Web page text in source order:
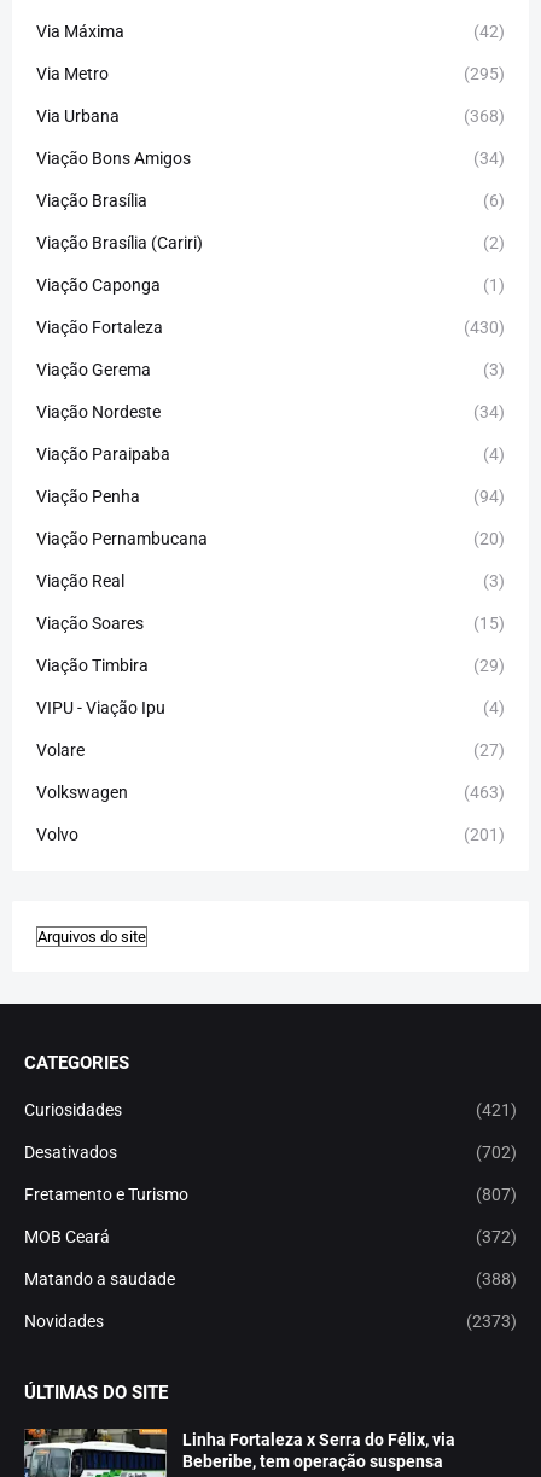
Via Máxima (42)
Via Metro (295)
Via Urbana (368)
Viação Bons Amigos (34)
Viação Brasília (6)
Viação Brasília (Cariri) (2)
Viação Caponga (1)
Viação Fortaleza (430)
Viação Gerema (3)
Viação Nordeste (34)
Viação Paraipaba (4)
Viação Penha (94)
Viação Pernambucana (20)
Viação Real (3)
Viação Soares (15)
Viação Timbira (29)
VIPU - Viação Ipu (4)
Volare (27)
Volkswagen (463)
Volvo (201)
CATEGORIES
Curiosidades (421)
Desativados (702)
Fretamento e Turismo (807)
MOB Ceará (372)
Matando a saudade (388)
Novidades (2373)
ÚLTIMAS DO SITE
Linha Fortaleza x Serra do Félix, via
Beberibe, tem operação suspensa